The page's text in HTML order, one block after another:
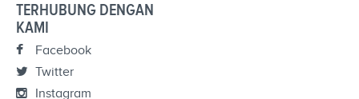
TERHUBUNG DENGAN
KAMI
Facebook
Twitter
Instagram